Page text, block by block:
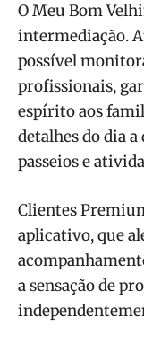
O Meu Bom
intermediação.
possível
profissionais,
espírito aos
detalhes do dia
passeios e
Clientes
aplicativo, que
a sensação de